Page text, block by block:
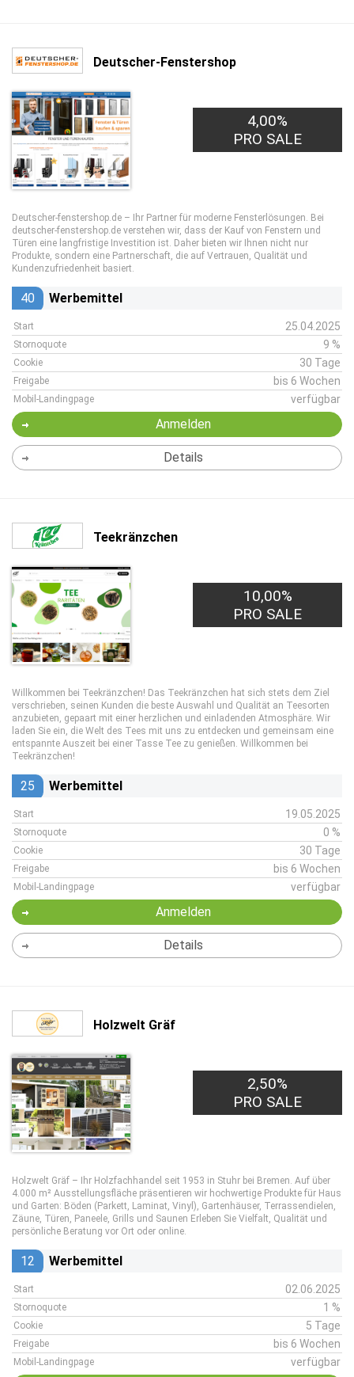
Deutscher-Fenstershop
4,00%
PRO SALE
Deutscher-fenstershop.de – Ihr Partner für moderne Fensterlösungen. Bei
deutscher-fenstershop.de verstehen wir, dass der Kauf von Fenstern und
Türen eine langfristige Investition ist. Daher bieten wir Ihnen nicht nur
Produkte, sondern eine Partnerschaft, die auf Vertrauen, Qualität und
Kundenzufriedenheit basiert.
40 Werbemittel
Start 25.04.2025
Stornoquote 9 %
Cookie 30 Tage
Freigabe bis 6 Wochen
Mobil-Landingpage verfügbar
Anmelden
Details
Teekränzchen
10,00%
PRO SALE
Willkommen bei Teekränzchen! Das Teekränzchen hat sich stets dem Ziel
verschrieben, seinen Kunden die beste Auswahl und Qualität an Teesorten
anzubieten, gepaart mit einer herzlichen und einladenden Atmosphäre. Wir
laden Sie ein, die Welt des Tees mit uns zu entdecken und gemeinsam eine
entspannte Auszeit bei einer Tasse Tee zu genießen. Willkommen bei
Teekränzchen!
25 Werbemittel
Start 19.05.2025
Stornoquote 0 %
Cookie 30 Tage
Freigabe bis 6 Wochen
Mobil-Landingpage verfügbar
Anmelden
Details
Holzwelt Gräf
2,50%
PRO SALE
Holzwelt Gräf – Ihr Holzfachhandel seit 1953 in Stuhr bei Bremen. Auf über
4.000 m² Ausstellungsfläche präsentieren wir hochwertige Produkte für Haus
und Garten: Böden (Parkett, Laminat, Vinyl), Gartenhäuser, Terrassendielen,
Zäune, Türen, Paneele, Grills und Saunen Erleben Sie Vielfalt, Qualität und
persönliche Beratung vor Ort oder online.
12 Werbemittel
Start 02.06.2025
Stornoquote 1 %
Cookie 5 Tage
Freigabe bis 6 Wochen
Mobil-Landingpage verfügbar